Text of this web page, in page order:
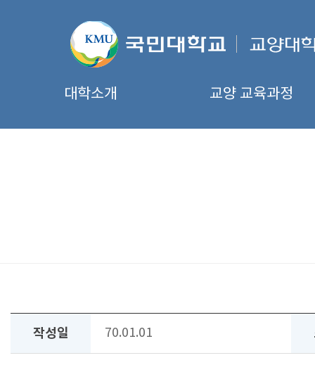
대학소개 교양 교육과정
작성일 70.01.01